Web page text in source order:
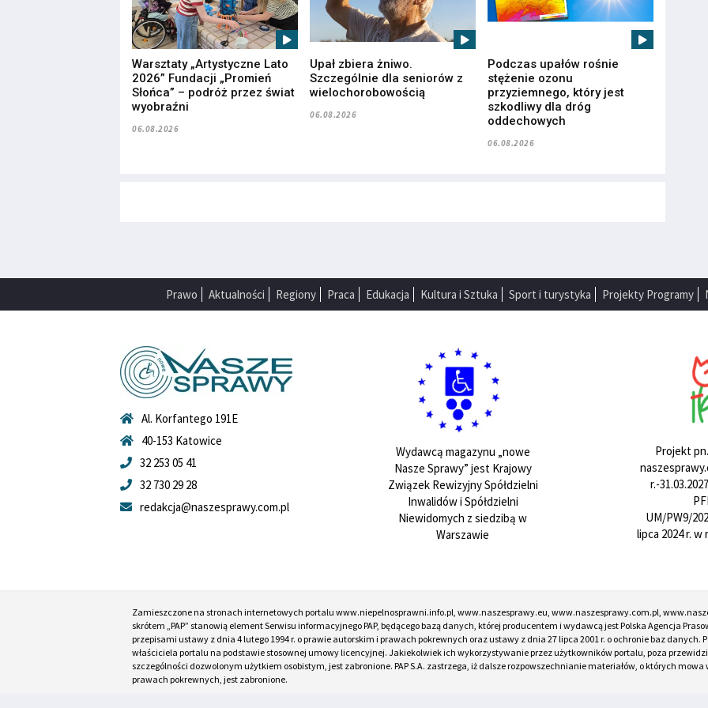
Warsztaty „Artystyczne Lato
2026” Fundacji „Promień
Słońca” – podróż przez świat
wyobraźni
06.08.2026
Upał zbiera żniwo.
Szczególnie dla seniorów z
wielochorobowością
06.08.2026
Podczas upałów rośnie
stężenie ozonu
przyziemnego, który jest
szkodliwy dla dróg
oddechowych
06.08.2026
Prawo Aktualności Regiony Praca Edukacja Kultura i Sztuka Sport i turystyka Projekty Programy
Al. Korfantego 191E
40-153 Katowice
32 253 05 41
32 730 29 28
redakcja@naszesprawy.com.pl
Wydawcą magazynu „nowe
Nasze Sprawy” jest Krajowy
Związek Rewizyjny Spółdzielni
Inwalidów i Spółdzielni
Niewidomych z siedzibą w
Warszawie
Projekt
r.-
UM/PW9/
lipca 2024 r.
Zamieszczone na stronach internetowych portalu www.niepelnosprawni.info.pl, www.naszesprawy.eu, www.naszesprawy.com.pl,
skrótem „PAP” stanowią element Serwisu informacyjnego PAP, będącego bazą danych, której producentem i wydawcą jest Polska Agencja
przepisami ustawy z dnia 4 lutego 1994 r. o prawie autorskim i prawach pokrewnych oraz ustawy z dnia 27 lipca 2001 r. o ochronie baz danych.
właściciela portalu na podstawie stosownej umowy licencyjnej. Jakiekolwiek ich wykorzystywanie przez użytkowników portalu, poza
szczególności dozwolonym użytkiem osobistym, jest zabronione. PAP S.A. zastrzega, iż dalsze rozpowszechnianie materiałów, o których
prawach pokrewnych, jest zabronione.